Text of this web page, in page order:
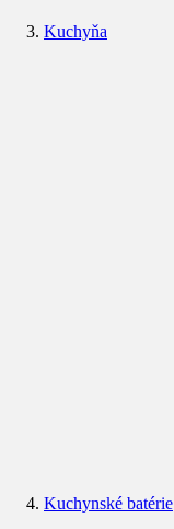
Kuchyňa
Kuchynské batérie